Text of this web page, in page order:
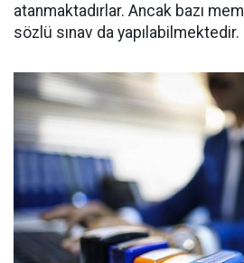
atanmaktadırlar. Ancak bazı
sözlü sınav da yapılabilmektedir.